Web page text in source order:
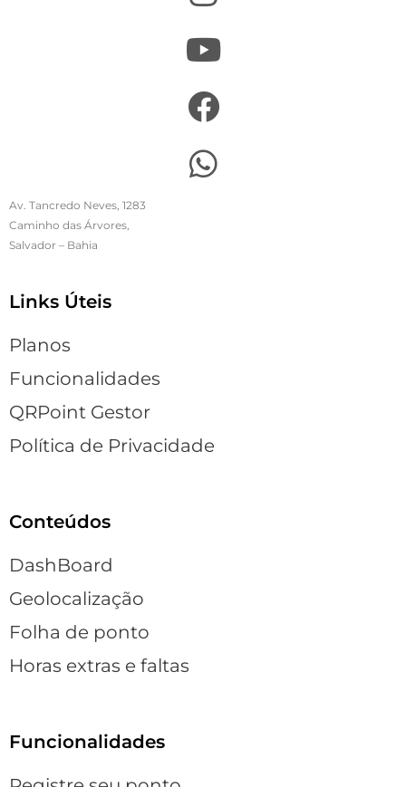
Av. Tancredo Neves, 1283
Caminho das Árvores,
Salvador – Bahia
Links Úteis
Planos
Funcionalidades
QRPoint Gestor
Política de Privacidade
Conteúdos
DashBoard
Geolocalização
Folha de ponto
Horas extras e faltas
Funcionalidades